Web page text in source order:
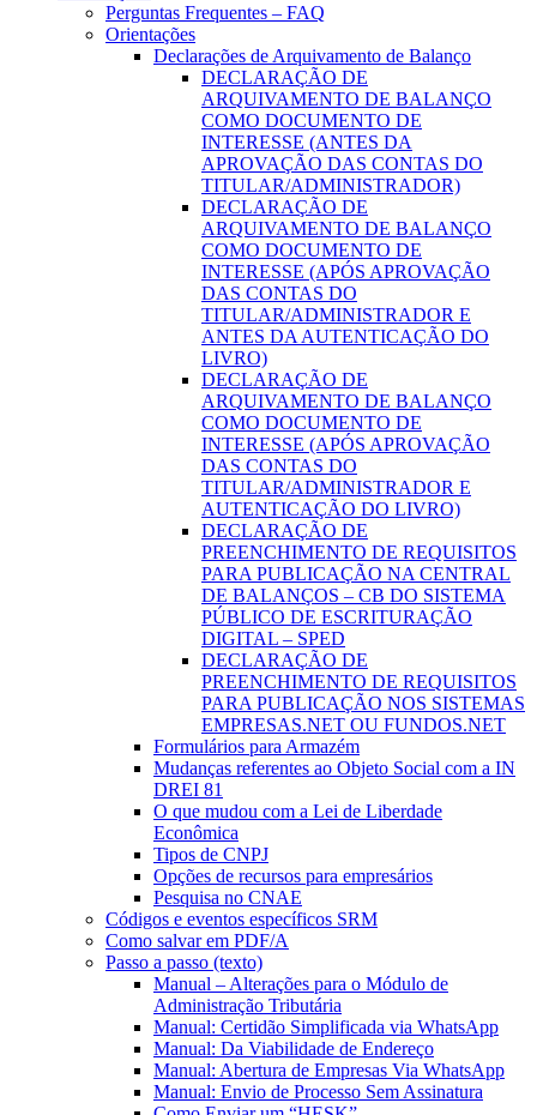
Perguntas Frequentes – FAQ
Orientações
Declarações de Arquivamento de Balanço
DECLARAÇÃO DE
ARQUIVAMENTO DE BALANÇO
COMO DOCUMENTO DE
INTERESSE (ANTES DA
APROVAÇÃO DAS CONTAS DO
TITULAR/ADMINISTRADOR)
DECLARAÇÃO DE
ARQUIVAMENTO DE BALANÇO
COMO DOCUMENTO DE
INTERESSE (APÓS APROVAÇÃO
DAS CONTAS DO
TITULAR/ADMINISTRADOR E
ANTES DA AUTENTICAÇÃO DO
LIVRO)
DECLARAÇÃO DE
ARQUIVAMENTO DE BALANÇO
COMO DOCUMENTO DE
INTERESSE (APÓS APROVAÇÃO
DAS CONTAS DO
TITULAR/ADMINISTRADOR E
AUTENTICAÇÃO DO LIVRO)
DECLARAÇÃO DE
PREENCHIMENTO DE REQUISITOS
PARA PUBLICAÇÃO NA CENTRAL
DE BALANÇOS – CB DO SISTEMA
PÚBLICO DE ESCRITURAÇÃO
DIGITAL – SPED
DECLARAÇÃO DE
PREENCHIMENTO DE REQUISITOS
PARA PUBLICAÇÃO NOS SISTEMAS
EMPRESAS.NET OU FUNDOS.NET
Formulários para Armazém
Mudanças referentes ao Objeto Social com a IN
DREI 81
O que mudou com a Lei de Liberdade
Econômica
Tipos de CNPJ
Opções de recursos para empresários
Pesquisa no CNAE
Códigos e eventos específicos SRM
Como salvar em PDF/A
Passo a passo (texto)
Manual – Alterações para o Módulo de
Administração Tributária
Manual: Certidão Simplificada via WhatsApp
Manual: Da Viabilidade de Endereço
Manual: Abertura de Empresas Via WhatsApp
Manual: Envio de Processo Sem Assinatura